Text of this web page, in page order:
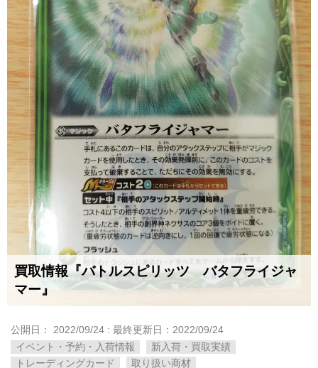
買取情報『バトルスピリッツ バタフライジャ
マー』
公開日： 2022/09/24 : 最終更新日：2022/09/24
イベント・予約・入荷情報
新入荷・買取実績
トレーディングカード
取り扱い商材